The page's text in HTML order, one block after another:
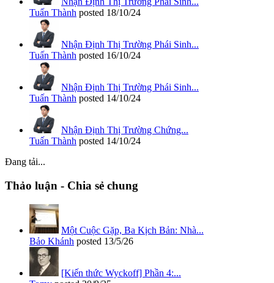
Tuấn Thành posted 18/10/24
Nhận Định Thị Trường Phái Sinh...
Tuấn Thành posted 16/10/24
Nhận Định Thị Trường Phái Sinh...
Tuấn Thành posted 14/10/24
Nhận Định Thị Trường Chứng...
Tuấn Thành posted 14/10/24
Đang tải...
Thảo luận - Chia sẻ chung
Một Cuộc Gặp, Ba Kịch Bản: Nhà...
Bảo Khánh posted 13/5/26
[Kiến thức Wyckoff] Phần 4:...